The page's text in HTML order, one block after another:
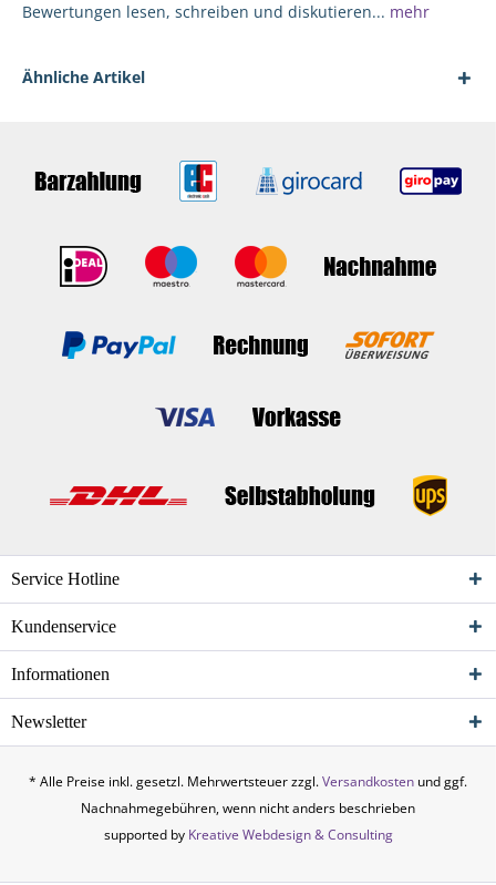
Bewertungen lesen, schreiben und diskutieren... mehr
Ähnliche Artikel
Service Hotline
Kundenservice
Informationen
Newsletter
* Alle Preise inkl. gesetzl. Mehrwertsteuer zzgl.Versandkosten und ggf.
Nachnahmegebühren, wenn nicht anders beschrieben
supported by Kreative Webdesign & Consulting